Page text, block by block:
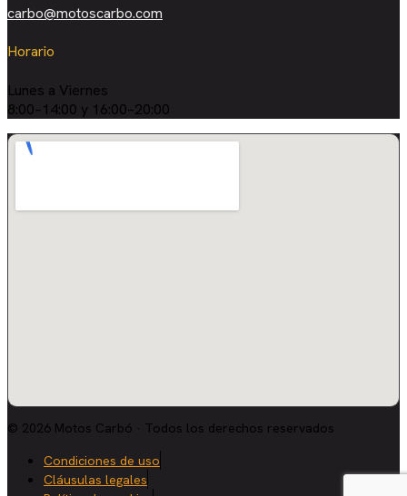
carbo@motoscarbo.com
Horario
Lunes a Viernes
8:00–14:00 y 16:00–20:00
© 2026 Motos Carbó · Todos los derechos reservados
Condiciones de uso
Cláusulas legales